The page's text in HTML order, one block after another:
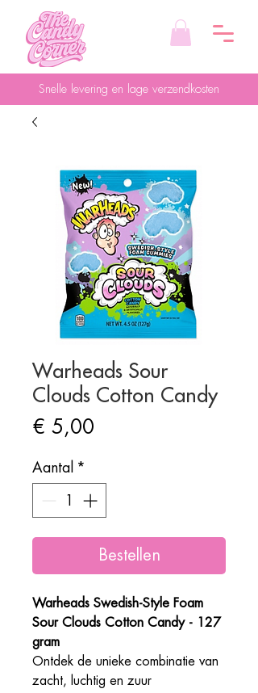
Snelle levering en lage verzendkosten
Warheads Sour
Clouds Cotton Candy
€ 5,00
Aantal *
Bestellen
Warheads Swedish-Style Foam
Sour Clouds Cotton Candy - 127
gram
Ontdek de unieke combinatie van
zacht, luchtig en zuur